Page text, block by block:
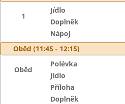
1
Jídlo
Doplněk
Nápoj
Oběd (11:45 - 12:15)
Oběd
Polévka
Jídlo
Příloha
Doplněk